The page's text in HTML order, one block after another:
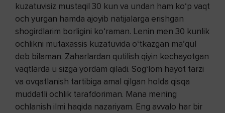
kuzatuvisiz mustaqil 30 kun va undan ham ko‘p vaqt
och yurgan hamda ajoyib natijalarga erishgan
shogirdlarim borligini ko‘raman. Lenin men 30 kunlik
ochlikni mutaxassis kuzatuvida o‘tkazgan ma’qul
deb bilaman. Zaharlardan qutilish qiyin kechayotgan
vaqtlarda u sizga yordam qiladi. Sog‘lom hayot tarzi
va ovqatlanish tartibiga amal qilgan holda qisqa
muddatli ochlik tarafdoriman. Mana mening
ochlanish ilmi haqida nazariyam. Eng avvalo har bir